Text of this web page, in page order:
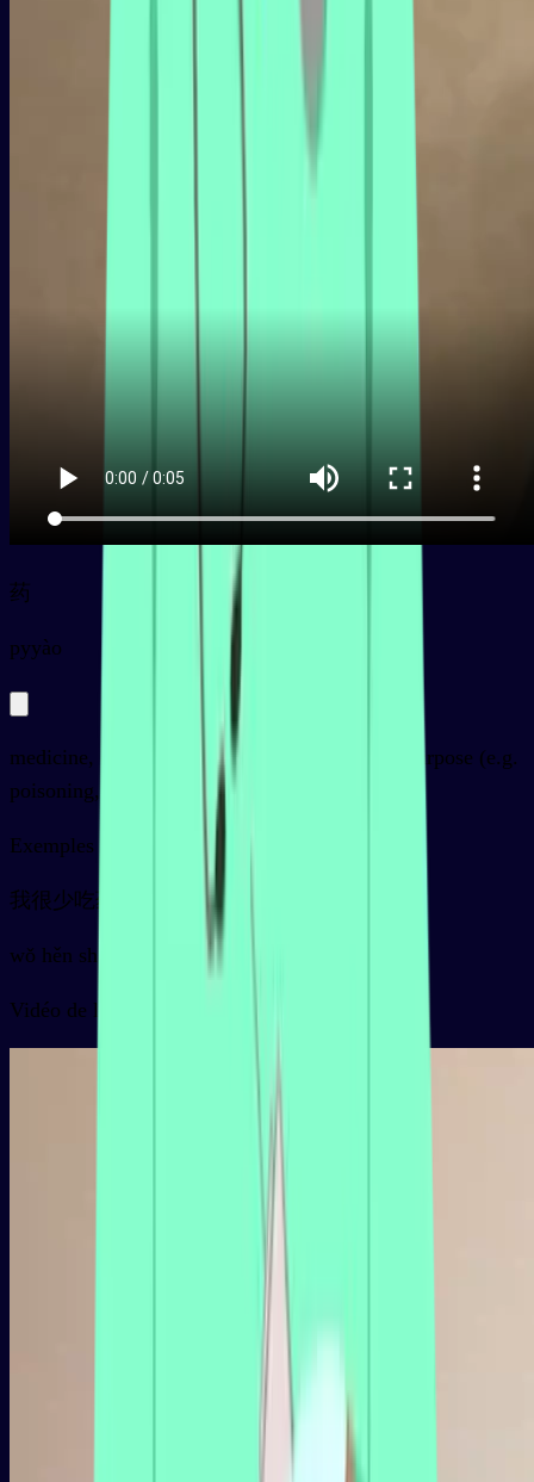
药
pyyào
medicine, drug, substance used for a specific purpose (e.g.
poisoning, explosion, fermenting)
Exemples
我很少吃药
wǒ hěn shǎo chīyào
Vidéo de la carte